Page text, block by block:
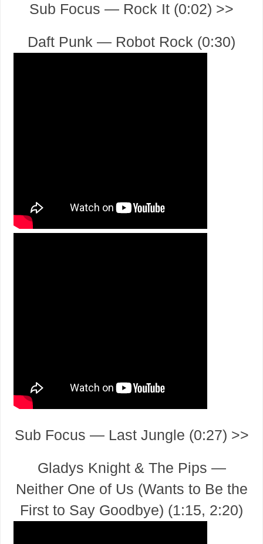
Sub Focus — Rock It (0:02) >>
Daft Punk — Robot Rock (0:30)
Sub Focus — Last Jungle (0:27) >>
Gladys Knight & The Pips —
Neither One of Us (Wants to Be the
First to Say Goodbye) (1:15, 2:20)